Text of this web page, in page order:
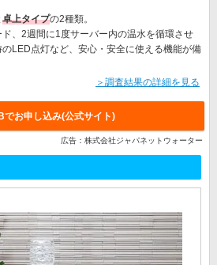
卓上タイプの2種類。
、2週間に1度サーバー内の温水を循環させ
LED点灯など、安心・安全に使える機能が備
＞調査結果の詳細を見る
でお申し込み(公式サイト)
広告：株式会社ジャパネットウォーター